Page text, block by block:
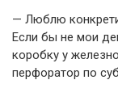
— Люблю
Если бы не мои
коробку у
перфоратор по